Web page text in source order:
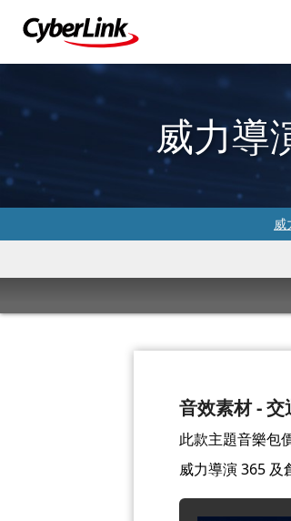
威力導
威
音效素材 - 交
此款主題音樂包
威力導演 365 及